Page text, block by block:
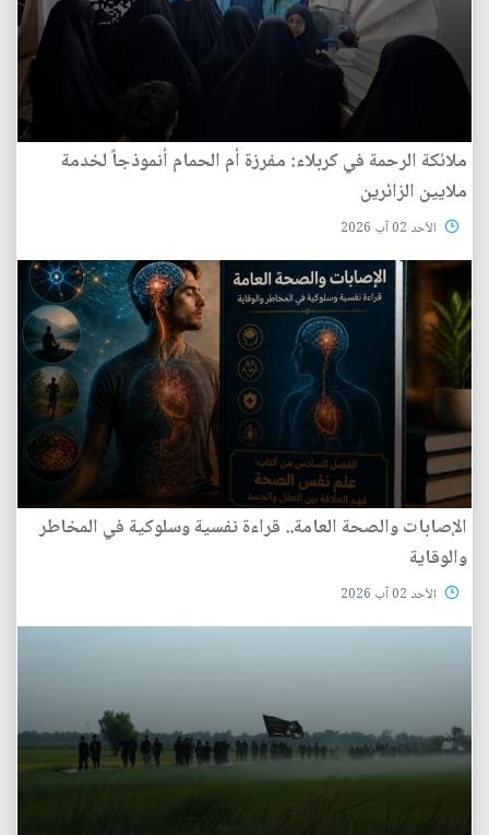
ملائكة الرحمة في كربلاء: مفرزة أم الحمام أنموذجاً لخدمة
ملايين الزائرين
الأحد 02 آب 2026
الإصابات والصحة العامة.. قراءة نفسية وسلوكية في المخاطر
والوقاية
الأحد 02 آب 2026